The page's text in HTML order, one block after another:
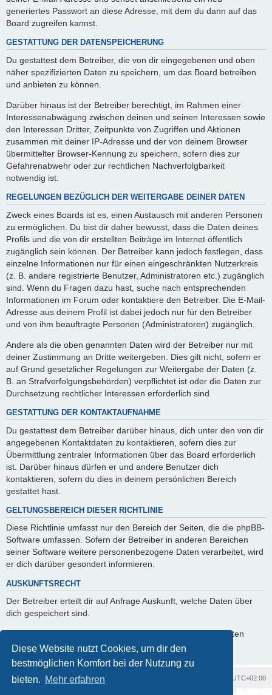
Diese Website nutzt Cookies, um dir den
bestmöglichen Komfort bei der Nutzung zu
bieten. Mehr erfahren
generiertes Passwort an diese Adresse, mit dem du dann auf das
Board zugreifen kannst.
GESTATTUNG DER DATENSPEICHERUNG
Du gestattest dem Betreiber, die von dir eingegebenen und oben
näher spezifizierten Daten zu speichern, um das Board betreiben
und anbieten zu können.
Darüber hinaus ist der Betreiber berechtigt, im Rahmen einer
Interessenabwägung zwischen deinen und seinen Interessen sowie
den Interessen Dritter, Zeitpunkte von Zugriffen und Aktionen
zusammen mit deiner IP-Adresse und der von deinem Browser
übermittelter Browser-Kennung zu speichern, sofern dies zur
Gefahrenabwehr oder zur rechtlichen Nachverfolgbarkeit
notwendig ist.
REGELUNGEN BEZÜGLICH DER WEITERGABE DEINER DATEN
Zweck eines Boards ist es, einen Austausch mit anderen Personen
zu ermöglichen. Du bist dir daher bewusst, dass die Daten deines
Profils und die von dir erstellten Beiträge im Internet öffentlich
zugänglich sein können. Der Betreiber kann jedoch festlegen, dass
einzelne Informationen nur für einen eingeschränkten Nutzerkreis
(z. B. andere registrierte Benutzer, Administratoren etc.) zugänglich
sind. Wenn du Fragen dazu hast, suche nach entsprechenden
Informationen im Forum oder kontaktiere den Betreiber. Die E-Mail-
Adresse aus deinem Profil ist dabei jedoch nur für den Betreiber
und von ihm beauftragte Personen (Administratoren) zugänglich.
Andere als die oben genannten Daten wird der Betreiber nur mit
deiner Zustimmung an Dritte weitergeben. Dies gilt nicht, sofern er
auf Grund gesetzlicher Regelungen zur Weitergabe der Daten (z.
B. an Strafverfolgungsbehörden) verpflichtet ist oder die Daten zur
Durchsetzung rechtlicher Interessen erforderlich sind.
GESTATTUNG DER KONTAKTAUFNAHME
Du gestattest dem Betreiber darüber hinaus, dich unter den von dir
angegebenen Kontaktdaten zu kontaktieren, sofern dies zur
Übermittlung zentraler Informationen über das Board erforderlich
ist. Darüber hinaus dürfen er und andere Benutzer dich
kontaktieren, sofern du dies in deinem persönlichen Bereich
gestattet hast.
GELTUNGSBEREICH DIESER RICHTLINIE
Diese Richtlinie umfasst nur den Bereich der Seiten, die die phpBB-
Software umfassen. Sofern der Betreiber in anderen Bereichen
seiner Software weitere personenbezogene Daten verarbeitet, wird
er dich darüber gesondert informieren.
AUSKUNFTSRECHT
Der Betreiber erteilt dir auf Anfrage Auskunft, welche Daten über
dich gespeichert sind.
Du kannst jederzeit die Löschung bzw. Sperrung deiner Daten
verlangen. Kontaktiere hierzu bitte den Betreiber.
Foren-Übersicht UTC+02:00